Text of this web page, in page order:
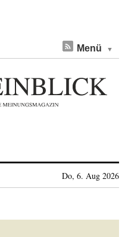
Menü
Do, 6. Aug 2026